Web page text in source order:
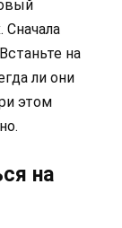
Сначала
на
ли они
этом
на